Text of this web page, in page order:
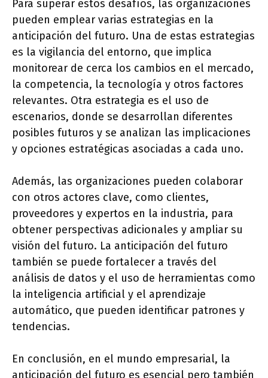
Para superar estos desafíos, las organizaciones
pueden emplear varias estrategias en la
anticipación del futuro. Una de estas estrategias
es la vigilancia del entorno, que implica
monitorear de cerca los cambios en el mercado,
la competencia, la tecnología y otros factores
relevantes. Otra estrategia es el uso de
escenarios, donde se desarrollan diferentes
posibles futuros y se analizan las implicaciones
y opciones estratégicas asociadas a cada uno.
Además, las organizaciones pueden colaborar
con otros actores clave, como clientes,
proveedores y expertos en la industria, para
obtener perspectivas adicionales y ampliar su
visión del futuro. La anticipación del futuro
también se puede fortalecer a través del
análisis de datos y el uso de herramientas como
la inteligencia artificial y el aprendizaje
automático, que pueden identificar patrones y
tendencias.
En conclusión, en el mundo empresarial, la
anticipación del futuro es esencial pero también